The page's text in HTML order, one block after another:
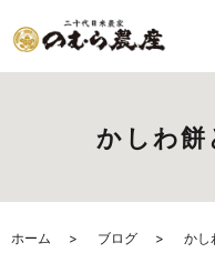
かしわ餅
ホーム ブログ かし